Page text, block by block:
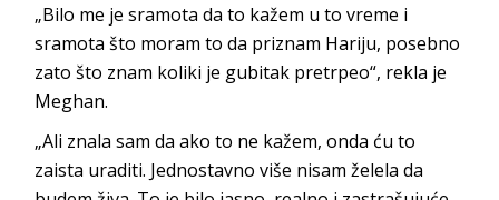
„Bilo me je sramota da to kažem u to vreme i
sramota što moram to da priznam Hariju, posebno
zato što znam koliki je gubitak pretrpeo“, rekla je
Meghan.
„Ali znala sam da ako to ne kažem, onda ću to
zaista uraditi. Jednostavno više nisam želela da